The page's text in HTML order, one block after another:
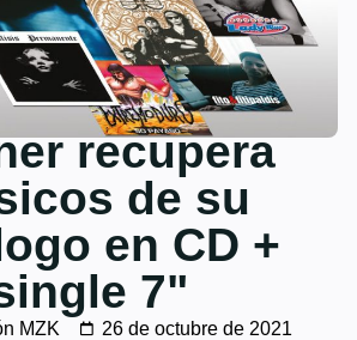
recupera
de su
en CD +
7"
MZK 26 de octubre de 2021